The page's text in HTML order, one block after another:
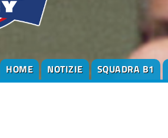
HOME NOTIZIE SQUADRA B1